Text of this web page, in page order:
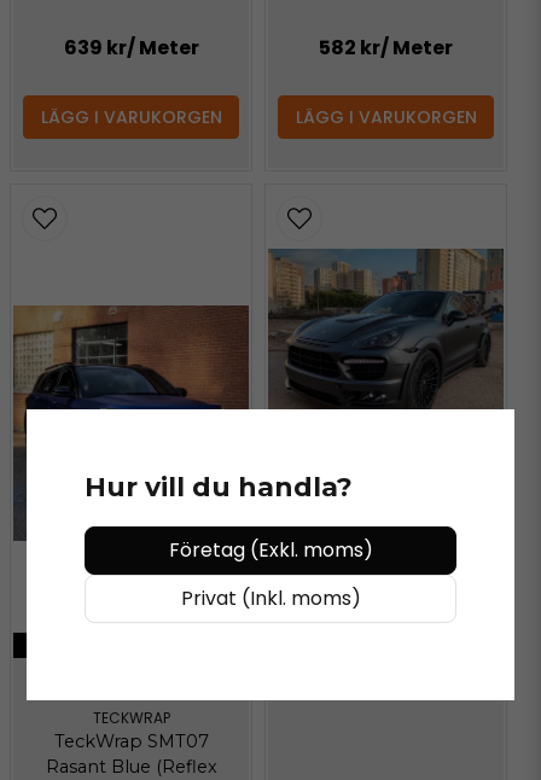
639 kr/ Meter
LÄGG I VARUKORGEN
582 kr/ Meter
LÄGG I VARUKORGEN
TECKWRAP
TeckWrap SMT07
Rasant Blue (Reflex
KÖP MER - BETALA MINDRE
TECKWRAP
TeckWrap SMT06
Apollo Grey
Hur vill du handla?
Företag (Exkl. moms)
Privat (Inkl. moms)